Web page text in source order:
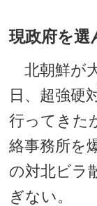
現政府を選
北朝鮮が
日、超強硬
行ってきた
絡事務所を
の対北ビラ
ぎない。